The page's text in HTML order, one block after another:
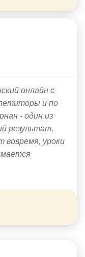
онлайн с
и по
- один из
результат,
вовремя, уроки